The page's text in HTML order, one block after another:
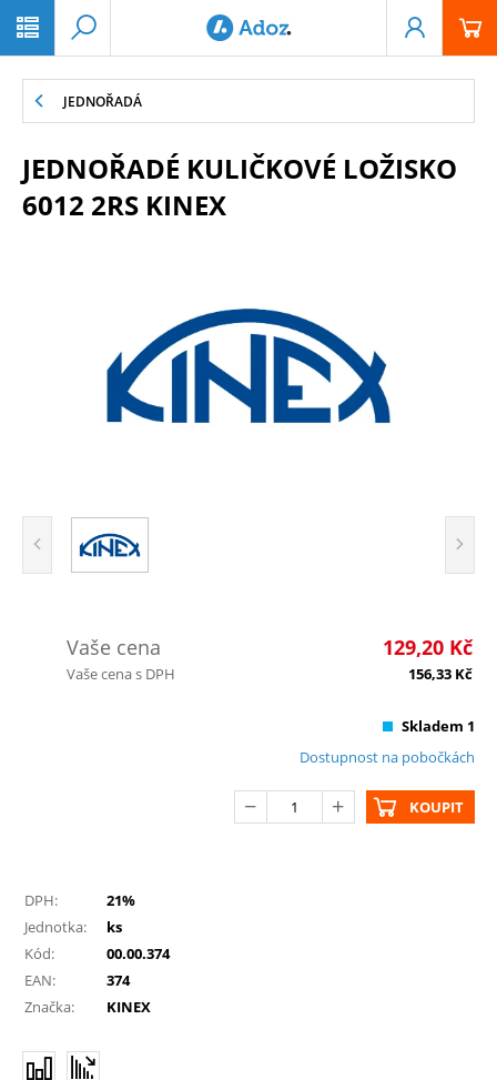
JEDNOŘADÁ
JEDNOŘADÉ KULIČKOVÉ LOŽISKO
6012 2RS KINEX
Vaše cena 129,20 Kč
Vaše cena s DPH 156,33 Kč
Skladem 1
Dostupnost na pobočkách
KOUPIT
DPH:
21%
Jednotka:
ks
Kód:
00.00.374
EAN:
374
Značka:
KINEX